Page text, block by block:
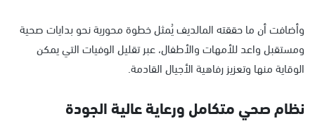
وأضافت أن ما حققته المالديف يُمثل خطوة محورية نحو بدايات صحية
ومستقبل واعد للأمهات والأطفال، عبر تقليل الوفيات التي يمكن
الوقاية منها وتعزيز رفاهية الأجيال القادمة.
نظام صحي متكامل ورعاية عالية الجودة